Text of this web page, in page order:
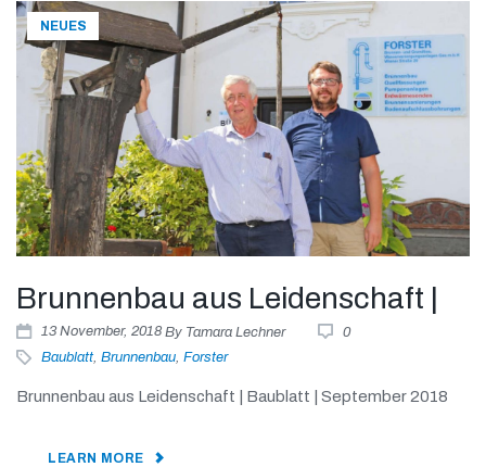
NEUES
Brunnenbau aus Leidenschaft |
13 November, 2018 By Tamara Lechner
0
Baublatt, Brunnenbau, Forster
Brunnenbau aus Leidenschaft | Baublatt | September 2018
LEARN MORE